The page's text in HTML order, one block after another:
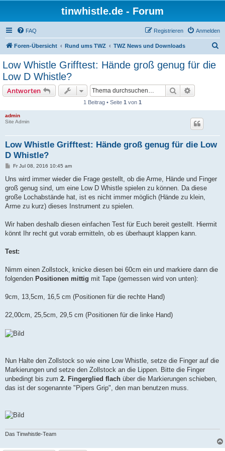
tinwhistle.de - Forum
FAQ Anmelden
Registrieren
Foren-Übersicht Rund ums TWZ TWZ News und Downloads
Low Whistle Grifftest: Hände groß genug für die
Low D Whistle?
Antworten Suche
1 Beitrag • Seite 1 von 1
admin
Site Admin
Low Whistle Grifftest: Hände groß genug für die Low
D Whistle?
B
i
r
a
Fr Jul 08, 2016 10:45 am
Uns wird immer wieder die Frage gestellt, ob die Arme, Hände und Finger
groß genug sind, um eine Low D Whistle spielen zu können. Da diese
große Lochabstände hat, ist es nicht immer möglich (Hände zu klein,
Arme zu kurz) dieses Instrument zu spielen.
Wir haben deshalb diesen einfachen Test für Euch bereit gestellt. Hiermit
könnt Ihr recht gut vorab ermitteln, ob es überhaupt klappen kann.
Test:
Nimm einen Zollstock, knicke diesen bei 60cm ein und markiere dann die
folgenden Positionen mittig mit Tape (gemessen wird von unten):
9cm, 13,5cm, 16,5 cm (Positionen für die rechte Hand)
22,00cm, 25,5cm, 29,5 cm (Positionen für die linke Hand)
Nun Halte den Zollstock so wie eine Low Whistle, setze die Finger auf die
Markierungen und setze den Zollstock an die Lippen. Bitte die Finger
unbedingt bis zum 2. Fingerglied flach über die Markierungen schieben,
das ist der sogenannte "Pipers Grip", den man benutzen muss.
Das Tinwhistle-Team